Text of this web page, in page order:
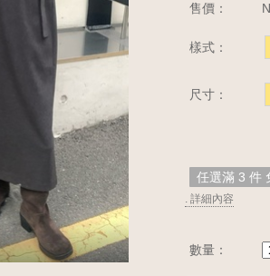
售價：
樣式：
尺寸：
任選滿 3 件
. 詳細內容
數量：